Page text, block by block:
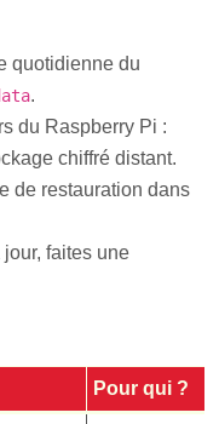
quotidienne du
.
du Raspberry Pi :
chiffré distant.
de restauration dans
faites une
Pour qui ?